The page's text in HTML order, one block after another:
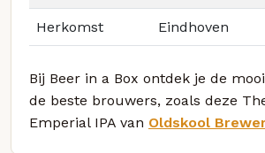
Herkomst Eindhoven
Bij Beer in a Box ontdek je de
de beste brouwers, zoals deze
Emperial IPA van Oldskool